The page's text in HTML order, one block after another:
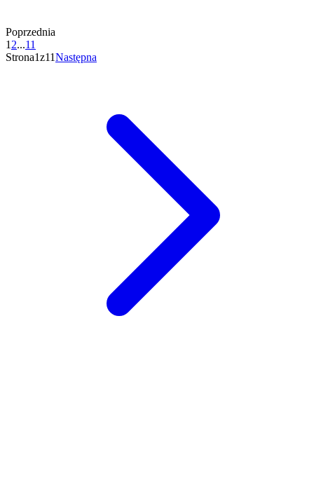
Poprzednia
1 2...11
Strona1z11Następna